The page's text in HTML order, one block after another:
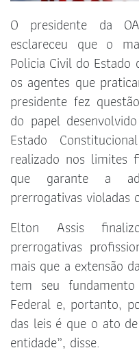
O presidente da
esclareceu que o
Policia Civil do
os agentes que
presidente fez
do papel
Estado
realizado nos
que garante a
prerrogativas violadas
Elton Assis
prerrogativas
mais que a extensão
tem seu
Federal e, portanto,
das leis é que o ato
entidade”, disse.